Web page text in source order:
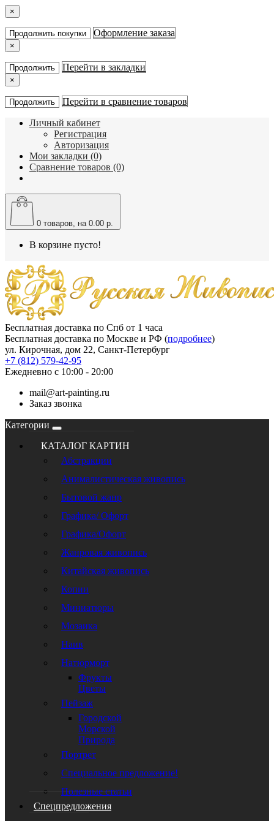
×
Продолжить покупки Оформление заказа
×
Продолжить Перейти в закладки
×
Продолжить Перейти в сравнение товаров
Личный кабинет
Регистрация
Авторизация
Мои закладки (0)
Сравнение товаров (0)
0 товаров, на 0.00 р.
В корзине пусто!
Бесплатная доставка по Спб от 1 часа
Бесплатная доставка по Москве и РФ (подробнее)
ул. Кирочная, дом 22, Санкт-Петербург
+7 (812) 579-42-95
Ежедневно с 10:00 - 20:00
mail@art-painting.ru
Заказ звонка
Категории
КАТАЛОГ КАРТИН
Абстракции
Анималистическая живопись
Бытовой жанр
Графика/ Офорт
Графика/Офорт
Жанровая живопись
Китайская живопись
Копии
Миниатюры
Мозаика
Наив
Натюрморт
Фрукты
Цветы
Пейзаж
Городской
Морской
Природа
Портрет
Специальное предложение!
Полезные статьи
Спецпредложения